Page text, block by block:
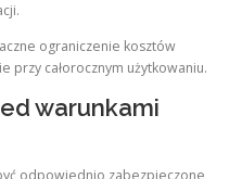
ograniczenie kosztów
przy całorocznym użytkowaniu.
warunkami
odpowiednio zabezpieczone